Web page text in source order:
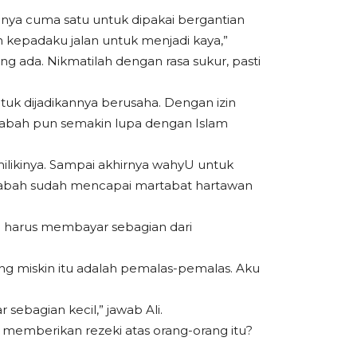
cuma satu untuk dipakai bergantian
kepadaku jalan untuk menjadi kaya,”
ada. Nikmatilah dengan rasa sukur, pasti
dijadikannya berusaha. Dengan izin
pun semakin lupa dengan Islam
Sampai akhirnya wahyU untuk
sudah mencapai martabat hartawan
membayar sebagian dari
miskin itu adalah pemalas-pemalas. Aku
kecil,” jawab Ali.
rezeki atas orang-orang itu?